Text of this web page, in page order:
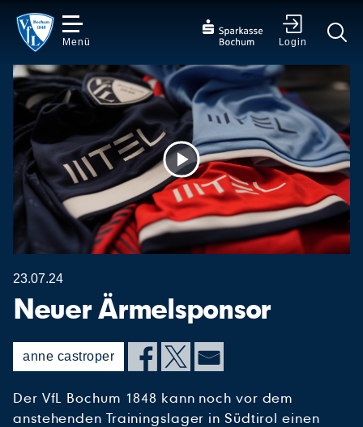
Menü Login
✕
Video
abspielen
23.07.24
Neuer Ärmelsponsor
anne castroper
Der VfL Bochum 1848 kann noch vor dem
anstehenden Trainingslager in Südtirol einen